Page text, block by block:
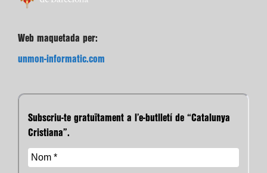
Web maquetada per:
unmon-informatic.com
Subscriu-te gratuïtament a l’e-butlletí de “Catalunya
Cristiana”.